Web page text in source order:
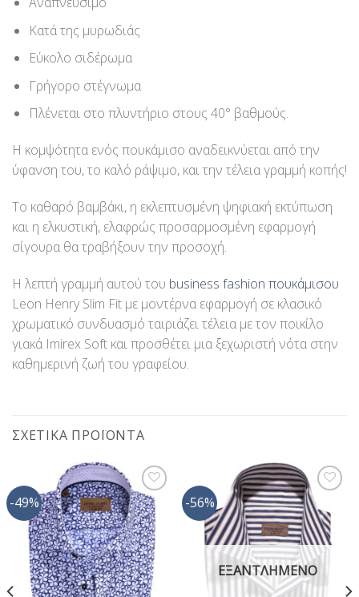
Κατά της μυρωδιάς
Εύκολο σιδέρωμα
Γρήγορο στέγνωμα
Πλένεται στο πλυντήριο στους 40° βαθμούς.
Η κομψότητα ενός πουκάμισο αναδεικνύεται από την
ύφανση του, το καλό ράψιμο, και την τέλεια γραμμή κοπής!
Το καθαρό βαμβάκι, η εκλεπτυσμένη ψηφιακή εκτύπωση
και η ελκυστική, ελαφρώς προσαρμοσμένη εφαρμογή
σίγουρα θα τραβήξουν την προσοχή.
Η λεπτή γραμμή αυτού του business fashion πουκάμισου
Leon Henry Slim Fit με μοντέρνα εφαρμογή σε κλασικό
χρωματικό συνδυασμό ταιριάζει τέλεια με τον ποικίλο
γιακά Imirex Soft και προσθέτει μια ξεχωριστή νότα στην
καθημερινή ζωή του γραφείου.
ΣΧΕΤΙΚΆ ΠΡΟΪΌΝΤΑ
-49%
Προσθήκη
στη Λίστα
Επιθυμίας
-56%
Προσθήκη
στη Λίστα
Επιθυμίας
ΕΞΑΝΤΛΗΜΈΝΟ